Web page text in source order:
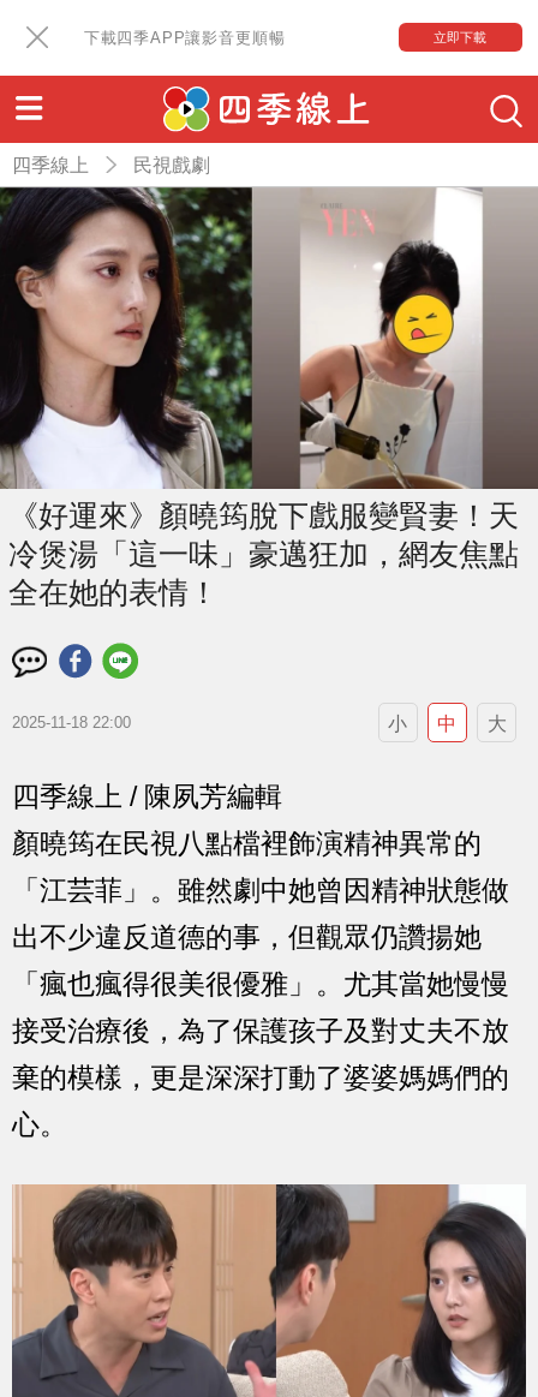
下載四季APP讓影音更順暢 立即下載
四季線上 民視戲劇
《好運來》顏曉筠脫下戲服變賢妻！天
冷煲湯「這一味」豪邁狂加，網友焦點
全在她的表情！
2025-11-18 22:00 小 中 大
四季線上 / 陳夙芳編輯
顏曉筠在民視八點檔裡飾演精神異常的
「江芸菲」。雖然劇中她曾因精神狀態做
出不少違反道德的事，但觀眾仍讚揚她
「瘋也瘋得很美很優雅」。尤其當她慢慢
接受治療後，為了保護孩子及對丈夫不放
棄的模樣，更是深深打動了婆婆媽媽們的
心。